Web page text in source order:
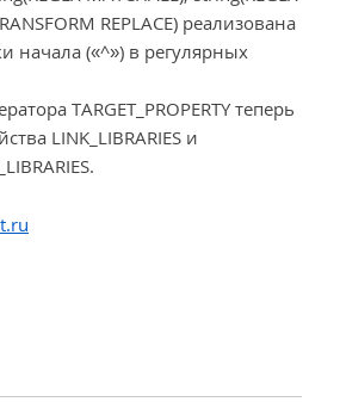
REPLACE) реализована
начала («^») в регулярных
TARGET_PROPERTY теперь
LINK_LIBRARIES и